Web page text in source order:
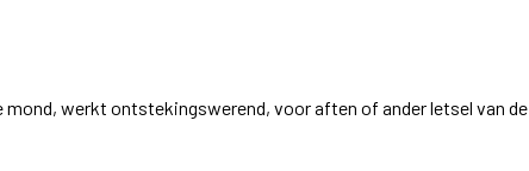
werkt ontstekingswerend, voor aften of ander letsel van de